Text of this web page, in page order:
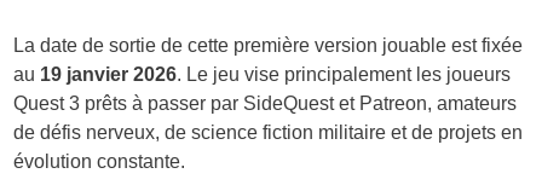
La date de sortie de cette première version jouable est fixée
au 19 janvier 2026. Le jeu vise principalement les joueurs
Quest 3 prêts à passer par SideQuest et Patreon, amateurs
de défis nerveux, de science fiction militaire et de projets en
évolution constante.